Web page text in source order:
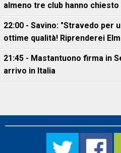
almeno tre club hanno
22:00 - Savino: "Stravedo per
ottime qualità! Riprenderei
21:45 - Mastantuono firma in
arrivo in Italia